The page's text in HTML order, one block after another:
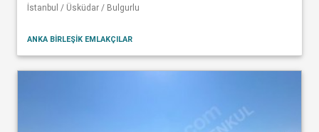
İstanbul / Üsküdar / Bulgurlu
ANKA BİRLEŞİK EMLAKÇILAR